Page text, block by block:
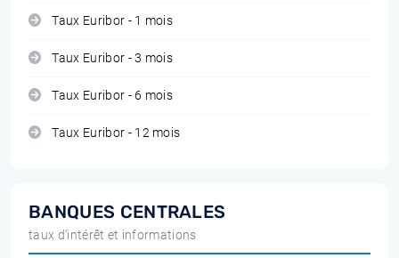
Taux Euribor - 1 mois
Taux Euribor - 3 mois
Taux Euribor - 6 mois
Taux Euribor - 12 mois
BANQUES CENTRALES
taux d'intérêt et informations